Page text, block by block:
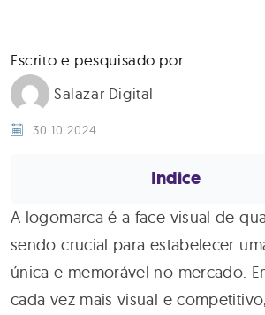
Escrito e pesquisado por
Salazar Digital
30.10.2024
Indice
A logomarca é a face visual de
sendo crucial para estabelecer
única e memorável no mercado.
cada vez mais visual e